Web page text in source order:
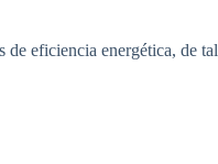
de eficiencia energética, de tal